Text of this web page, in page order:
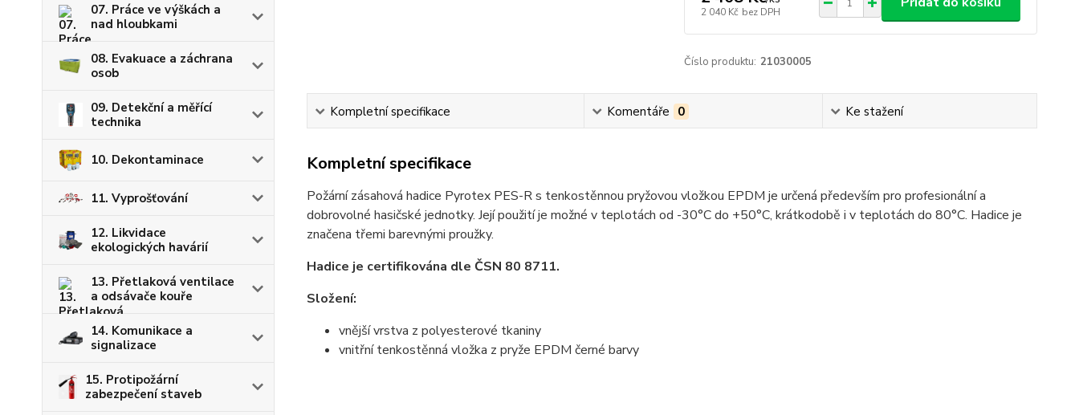
07. Práce ve výškách a
nad hloubkami
08. Evakuace a záchrana
osob
09. Detekční a měřící
technika
10. Dekontaminace
11. Vyprošťování
12. Likvidace
ekologických havárií
13. Přetlaková ventilace
a odsávače kouře
14. Komunikace a
signalizace
15. Protipožární
zabezpečení staveb
2 040 Kč bez DPH
Číslo produktu: 21030005
Kompletní specifikace Komentáře 0 Ke stažení
Kompletní specifikace
Požární zásahová hadice Pyrotex PES-R s tenkostěnnou pryžovou vložkou EPDM je určená především pro profesionální a
dobrovolné hasičské jednotky. Její použití je možné v teplotách od -30°C do +50°C, krátkodobě i v teplotách do 80°C. Hadice je
značena třemi barevnými proužky.
Hadice je certifikována dle ČSN 80 8711.
Složení:
vnější vrstva z polyesterové tkaniny
vnitřní tenkostěnná vložka z pryže EPDM černé barvy